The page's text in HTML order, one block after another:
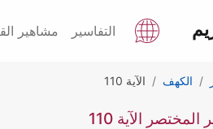
التفاسير مشاهير
الكهف الآية 110
الآية 110